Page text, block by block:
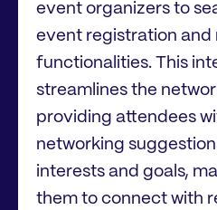
event organizers to
event registration and
functionalities. This
streamlines the
providing attendees
networking
interests and goals,
them to connect with